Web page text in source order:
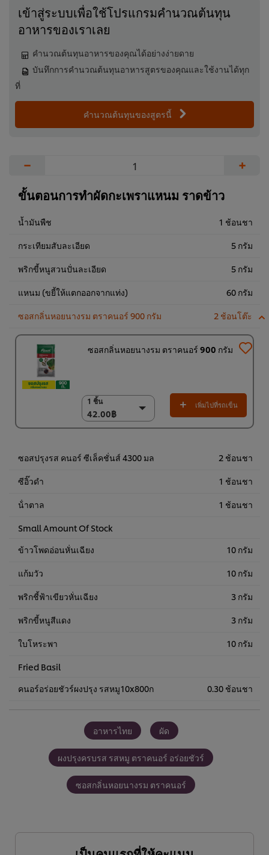
เข้าสู่ระบบเพื่อใช้โปรแกรมคำนวณต้นทุน
อาหารของเราเลย
คำนวณต้นทุนอาหารของคุณได้อย่างง่ายดาย
บันทึกการคำนวณต้นทุนอาหารสูตรของคุณและใช้งานได้ทุก
ที่
คำนวณต้นทุนของสูตรนี้
− +
ขั้นตอนการทำผัดกะเพราแหนม ราดข้าว
น้ำมันพืช 1 ช้อนชา
กระเทียมสับละเอียด 5 กรัม
พริกขี้หนูสวนปั่นละเอียด 5 กรัม
แหนม (ขยี้ให้แตกออกจากแท่ง) 60 กรัม
ซอสกลิ่นหอยนางรม ตราคนอร์ 900 กรัม 2 ช้อนโต๊ะ
ซอสกลิ่นหอยนางรม ตราคนอร์ 900 กรัม
1 ชิ้น
42.00฿
1 ชิ้น
42.00฿
(ราคาพิเศษ) แพ็ค 12
504.00฿
เพิ่มไปที่รถเข็น
ซอสปรุงรส คนอร์ ซีเล็คชั่นส์ 4300 มล 2 ช้อนชา
ซีอิ๊วดำ 1 ช้อนชา
น้ําตาล 1 ช้อนชา
Small Amount Of Stock
ข้าวโพดอ่อนหั่นเฉียง
10 กรัม
แก้มวัว 10 กรัม
พริกชี้ฟ้าเขียวหั่นเฉียง 3 กรัม
พริกขี้หนูสีแดง 3 กรัม
ใบโหระพา 10 กรัม
Fried Basil
คนอร์อร่อยชัวร์ผงปรุง รสหมู10x800ก
0.30 ช้อนชา
อาหารไทย ผัด
ผงปรุงครบรส รสหมู ตราคนอร์ อร่อยชัวร์
ซอสกลิ่นหอยนางรม ตราคนอร์